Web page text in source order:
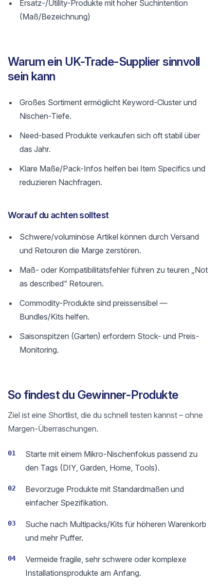
Ersatz-/Utility-Produkte mit hoher Suchintention
(Maß/Bezeichnung)
Warum ein UK-Trade-Supplier sinnvoll
sein kann
Großes Sortiment ermöglicht Keyword-Cluster und
Nischen-Tiefe.
Need-based Produkte verkaufen sich oft stabil über
das Jahr.
Klare Maße/Pack-Infos helfen bei Item Specifics und
reduzieren Nachfragen.
Worauf du achten solltest
Schwere/voluminöse Artikel können durch Versand
und Retouren die Marge zerstören.
Maß- oder Kompatibilitätsfehler führen zu teuren „Not
as described“ Retouren.
Commodity-Produkte sind preissensibel —
Bundles/Kits helfen.
Saisonspitzen (Garten) erfordern Stock- und Preis-
Monitoring.
So findest du Gewinner-Produkte
Ziel ist eine Shortlist, die du schnell testen kannst – ohne
Margen-Überraschungen.
01
Starte mit einem Mikro-Nischenfokus passend zu
den Tags (DIY, Garden, Home, Tools).
02
Bevorzuge Produkte mit Standardmaßen und
einfacher Spezifikation.
03
Suche nach Multipacks/Kits für höheren Warenkorb
und mehr Puffer.
04
Vermeide fragile, sehr schwere oder komplexe
Installationsprodukte am Anfang.